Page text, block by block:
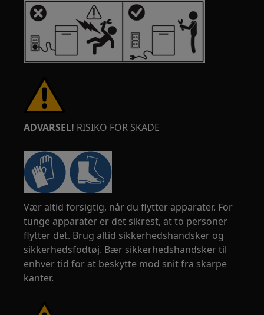
ADVARSEL! RISIKO FOR SKADE
Vær altid forsigtig, når du flytter apparater. For
tunge apparater er det sikrest, at to personer
flytter det. Brug altid sikkerhedshandsker og
sikkerhedsfodtøj. Bær sikkerhedshandsker til
enhver tid for at beskytte mod snit fra skarpe
kanter.